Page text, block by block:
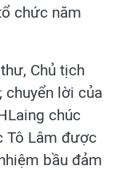
chức năm
Chủ tịch
chuyển lời của
chúc
Tô Lâm được
bầu đảm